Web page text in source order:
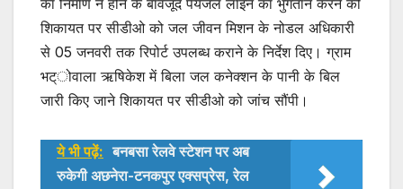
शिकायत पर सीडीओ को जल जीवन मिशन के नोडल अधिकारी
से 05 जनवरी तक रिपोर्ट उपलब्ध कराने के निर्देश दिए। ग्राम
भट्ोवाला ऋषिकेश में बिला जल कनेक्शन के पानी के बिल
जारी किए जाने शिकायत पर सीडीओ को जांच सौंपी।
ये भी पढ़ें: बनबसा रेलवे स्टेशन पर अब
रुकेगी अछनेरा-टनकपुर एक्सप्रेस, रेल